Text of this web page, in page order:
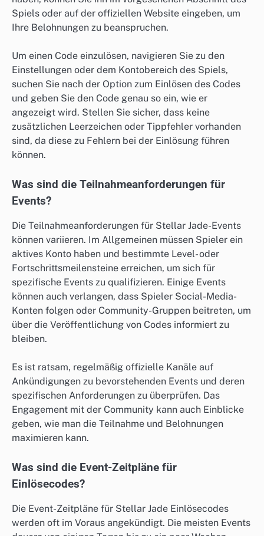
Spiels oder auf der offiziellen Website eingeben, um
Ihre Belohnungen zu beanspruchen.
Um einen Code einzulösen, navigieren Sie zu den
Einstellungen oder dem Kontobereich des Spiels,
suchen Sie nach der Option zum Einlösen des Codes
und geben Sie den Code genau so ein, wie er
angezeigt wird. Stellen Sie sicher, dass keine
zusätzlichen Leerzeichen oder Tippfehler vorhanden
sind, da diese zu Fehlern bei der Einlösung führen
können.
Was sind die Teilnahmeanforderungen für
Events?
Die Teilnahmeanforderungen für Stellar Jade-Events
können variieren. Im Allgemeinen müssen Spieler ein
aktives Konto haben und bestimmte Level- oder
Fortschrittsmeilensteine erreichen, um sich für
spezifische Events zu qualifizieren. Einige Events
können auch verlangen, dass Spieler Social-Media-
Konten folgen oder Community-Gruppen beitreten, um
über die Veröffentlichung von Codes informiert zu
bleiben.
Es ist ratsam, regelmäßig offizielle Kanäle auf
Ankündigungen zu bevorstehenden Events und deren
spezifischen Anforderungen zu überprüfen. Das
Engagement mit der Community kann auch Einblicke
geben, wie man die Teilnahme und Belohnungen
maximieren kann.
Was sind die Event-Zeitpläne für
Einlösecodes?
Die Event-Zeitpläne für Stellar Jade Einlösecodes
werden oft im Voraus angekündigt. Die meisten Events